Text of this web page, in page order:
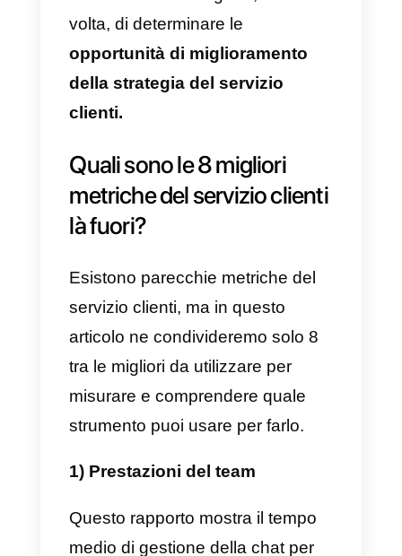
Le metriche delservizio clienti
sonostatisticheche consentono
o facilitano la misurazione delle
prestazioni e della qualità del
servizioofferto aiclientidagli
agenti. Con queste informazioni,
l’azienda sarà in grado di
determinare se il servizio offerto è
di qualità o meno; oltre a
comprendere se i clienti sono
davvero soddisfatti delle cure
Inoltre, questi indicatori di
performance offrono anche